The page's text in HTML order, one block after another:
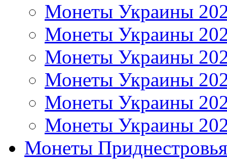
Монеты Украины
Монеты Украины
Монеты Украины
Монеты Украины
Монеты Украины
Монеты Украины
Монеты Приднестровья